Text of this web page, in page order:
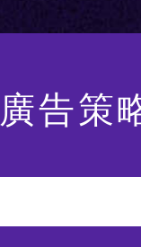
廣告策